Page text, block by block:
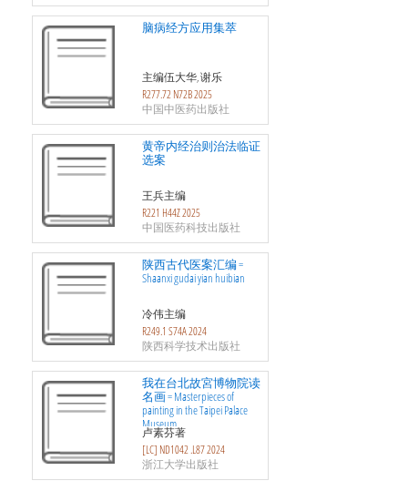
脑病经方应用集萃
主编伍大华, 谢乐
R277.72 N72B 2025
中国中医药出版社
黄帝内经治则治法临证
选案
王兵主编
R221 H44Z 2025
中国医药科技出版社
陕西古代医案汇编 =
Shaanxi gudai yian huibian
冷伟主编
R249.1 S74A 2024
陕西科学技术出版社
我在台北故宮博物院读
名画 = Masterpieces of
painting in the Taipei Palace
Museum
卢素芬著
[LC] ND1042 .L87 2024
浙江大学出版社